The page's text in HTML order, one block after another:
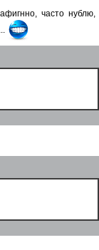
часто нублю,